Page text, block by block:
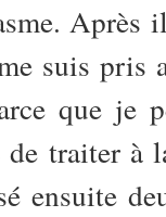
Après
suis pris
que je
traiter à
ensuite